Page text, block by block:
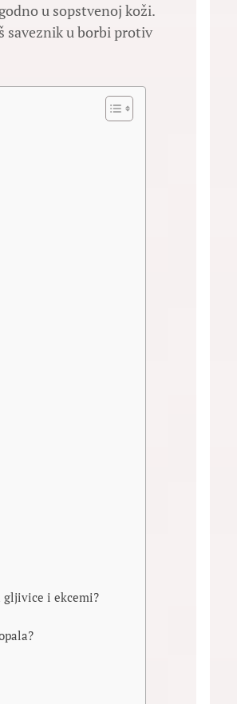
u sopstvenoj koži.
saveznik u borbi protiv
gljivice i ekcemi?